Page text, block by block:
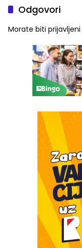
Odgovori
Morate biti prijavljeni